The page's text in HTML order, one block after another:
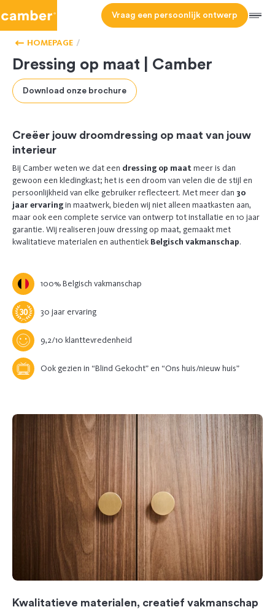
Vraag een persoonlijk ontwerp Menu
HOMEPAGE
ONZE
KASTEN
Dressing op maat | Camber
Download onze brochure
Creëer jouw droomdressing op maat van jouw
interieur
Bij Camber weten we dat een dressing op maatmeer is dan
gewoon een kledingkast; het is een droom van velen die de stijl en
persoonlijkheid van elke gebruiker reflecteert. Met meer dan 30
jaar ervaringin maatwerk, bieden wij niet alleen maatkasten aan,
maar ook een complete service van ontwerp tot installatie en 10 jaar
garantie. Wij realiseren jouw dressing op maat, gemaakt met
kwalitatieve materialen en authentiek Belgisch vakmanschap.
100% Belgisch vakmanschap
30 jaar ervaring
9,2/10 klanttevredenheid
Ook gezien in “Blind Gekocht” en “Ons huis/nieuw huis”
Kwalitatieve materialen, creatief vakmanschap